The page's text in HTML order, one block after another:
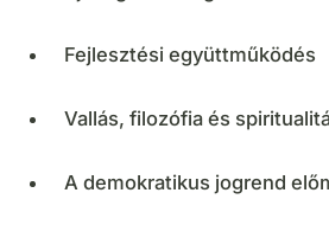
Fejlesztési együttműködés
Vallás, filozófia és
A demokratikus jogrend